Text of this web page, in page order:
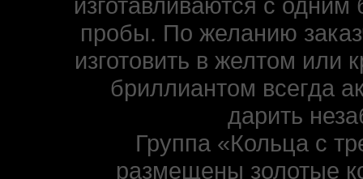
пробы. По желанию
изготовить в желтом или
бриллиантом всегда
дарить
Группа «Кольца с
размещены золотые